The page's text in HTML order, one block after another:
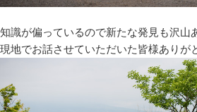
知識が偏っているので新たな発見も沢山
現地でお話させていただいた皆様ありが